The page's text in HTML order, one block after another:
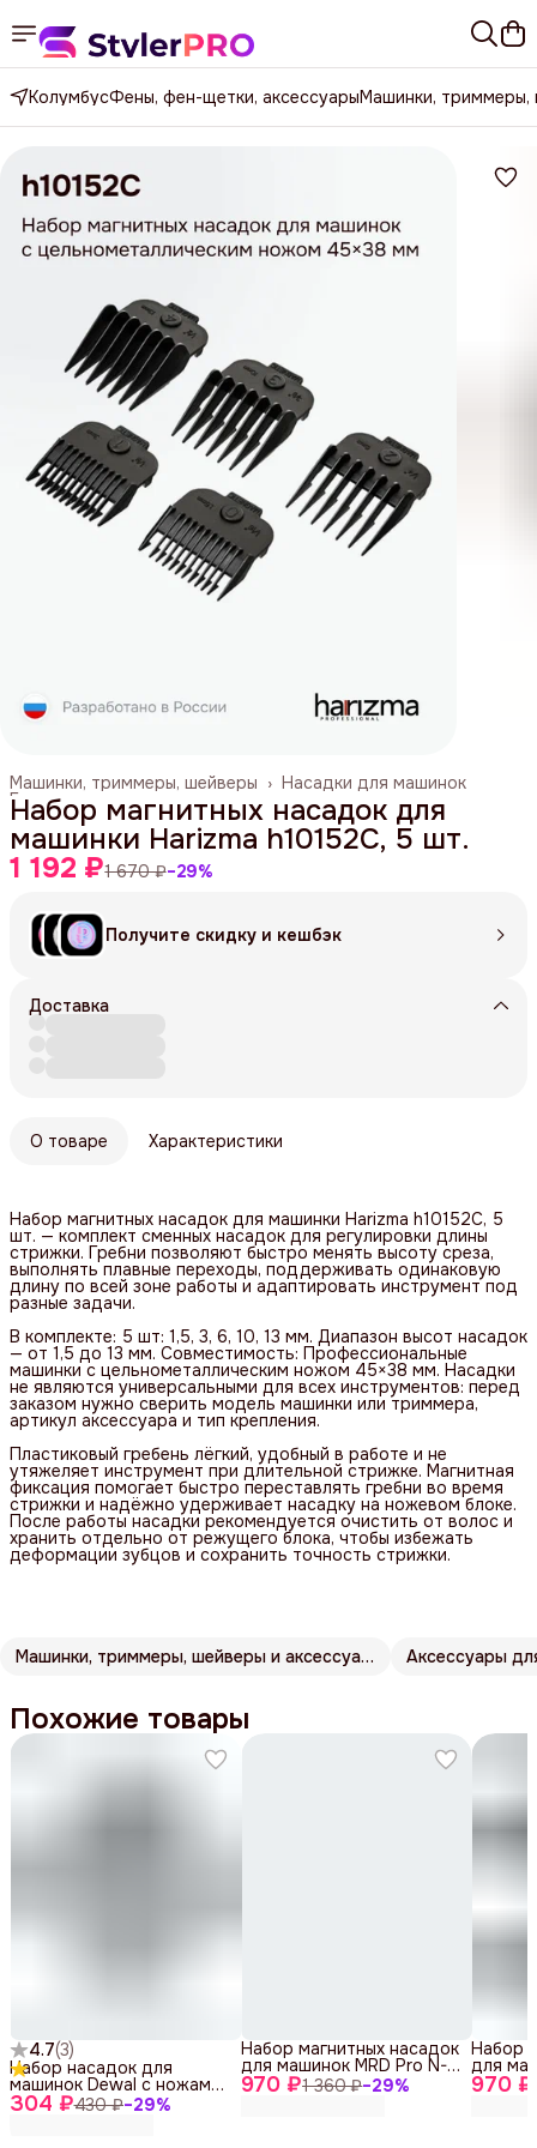
КолумбусФены, фен-щетки, аксессуарыМашинки, триммеры,
Насадки для машинок
Машинки, триммеры, шейверы ›
Главная ›
Набор магнитных насадок для
машинки Harizma h10152C, 5 шт.
1 192 ₽1 670 ₽−29%
Получите скидку и кешбэк
Доставка
О товаре Характеристики
Набор магнитных насадок для машинки Harizma h10152C, 5
шт. — комплект сменных насадок для регулировки длины
стрижки. Гребни позволяют быстро менять высоту среза,
выполнять плавные переходы, поддерживать одинаковую
длину по всей зоне работы и адаптировать инструмент под
разные задачи.
В комплекте: 5 шт: 1,5, 3, 6, 10, 13 мм. Диапазон высот насадок
— от 1,5 до 13 мм. Совместимость: Профессиональные
машинки с цельнометаллическим ножом 45×38 мм. Насадки
не являются универсальными для всех инструментов: перед
заказом нужно сверить модель машинки или триммера,
артикул аксессуара и тип крепления.
Пластиковый гребень лёгкий, удобный в работе и не
утяжеляет инструмент при длительной стрижке. Магнитная
фиксация помогает быстро переставлять гребни во время
стрижки и надёжно удерживает насадку на ножевом блоке.
После работы насадки рекомендуется очистить от волос и
хранить отдельно от режущего блока, чтобы избежать
деформации зубцов и сохранить точность стрижки.
Машинки, триммеры, шейверы и аксессуары Harizma Аксессуары
Похожие товары
4.7(3)
304 ₽430 ₽−29%
Набор насадок для
машинок Dewal с ножами
формата A5, 03-S
970 ₽1 360 ₽−29%
Набор магнитных насадок
для машинок MRD Pro N-
MRD-white, 6 шт. 970 ₽
Набор
для
MRD-